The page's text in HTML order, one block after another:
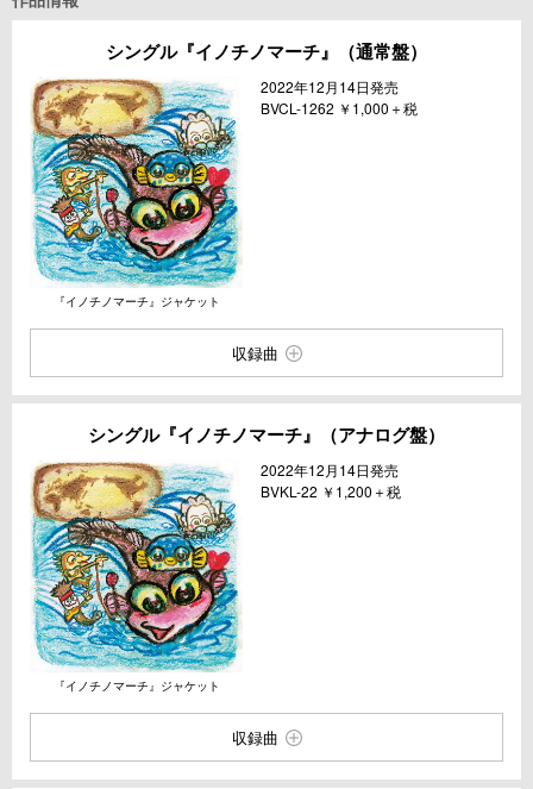
シングル『イノチノマーチ』（通常盤）
『イノチノマーチ』ジャケット
2022年12月14日発売
BVCL-1262 ￥1,000＋税
収録曲
シングル『イノチノマーチ』（アナログ盤）
『イノチノマーチ』ジャケット
2022年12月14日発売
BVKL-22 ￥1,200＋税
収録曲